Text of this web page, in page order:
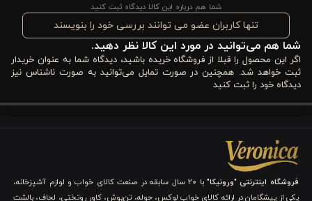
ویژگی های کاور لحاف پنبه 6 تکه دونفره ورونیکا مدل
poette طرح گل سرخابی بژ
در این بخش، به طور کامل به بررسی مزایای برجسته کاور لحاف پنبه‌ای
6 تکه دونفره ورونیکا مدل Poette با طرح گل سرخابی بژ می‌پردازیم.
این محصول فراتر از ظاهر چشم‌نوازش، با تمرکز بر راحتی، سلامتی و
کاربردی بودن طراحی شده تا تجربه‌ای لوکس و کاملاً رضایت‌بخش را
برای شما رقم بزند:
1. جلوه رنگی هماهنگ: سرخابی دلنشین و بژ آرامش‌بخش
شما هم درباره این کالا دیدگاه ثبت کنید
تنها کاربران عضو می توانند بررسی خود را بنویسند
شما هم می‌توانید در مورد این کالا نظر دهید.
اگر این محصول را قبلا از فروشگاه خریده باشید، دیدگاه شما به عنوان خریدار
ثبت خواهد شد. همچنین در صورت تمایل می‌توانید به صورت ناشناس نیز
دیدگاه خود را ثبت کنید
فروشگاه اینترنتی "ورونیکا"
با ۲۰ سال سابقه در صنعت کالای خواب و لوازم آشپزخانه،
یکی از پیشگامان در ارائه کالای خواب لوکس، حوله، تن‌پوش، کاور روتختی، لحاف، بالشت